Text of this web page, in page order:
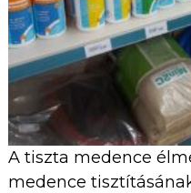
A tiszta medence
medence